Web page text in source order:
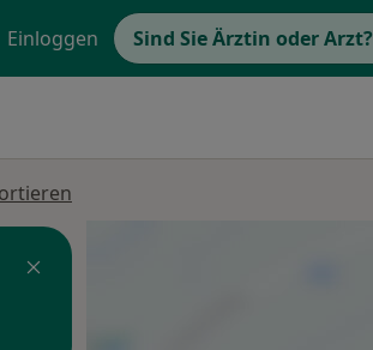
Einloggen Sind Sie Ärztin oder Arzt?